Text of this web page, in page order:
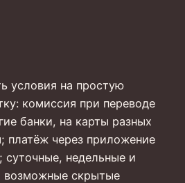
условия на простую
комиссия при переводе
банки, на карты разных
платёж через приложение
суточные, недельные и
возможные скрытые